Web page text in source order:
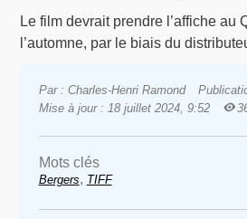
Le film devrait prendre l’affiche au
l’automne, par le biais du
Par : Charles-Henri Ramond
Mise à jour : 18 juillet 2024, 9:52
Mots clés
Bergers, TIFF